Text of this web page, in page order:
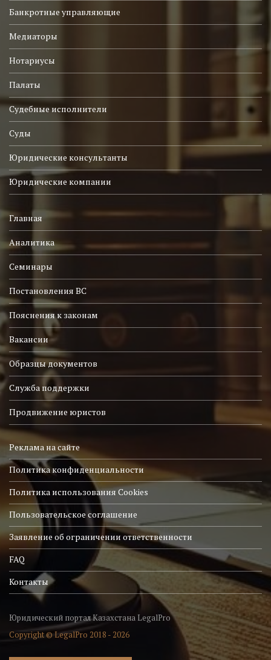
Банкротные управляющие
Медиаторы
Нотариусы
Палаты
Судебные исполнители
Суды
Юридические консультанты
Юридические компании
Главная
Аналитика
Семинары
Постановления ВС
Пояснения к законам
Вакансии
Образцы документов
Служба поддержки
Продвижение юристов
Реклама на сайте
Политика конфиденциальности
Политика использования Cookies
Пользовательское соглашение
Заявление об ограничении ответственности
FAQ
Контакты
Юридический портал Казахстана LegalPro
Copyright © LegalPro 2018 - 2026